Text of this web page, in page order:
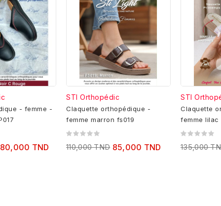
- femme -
80,000 TND
STI Orthopédic
Claquette orthopédique -
femme marron fs019
110,000 TND 85,000 TND
STI
Claquette
135,000